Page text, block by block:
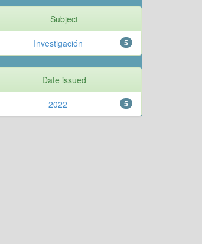
Subject
5
Investigación
Date issued
5
2022